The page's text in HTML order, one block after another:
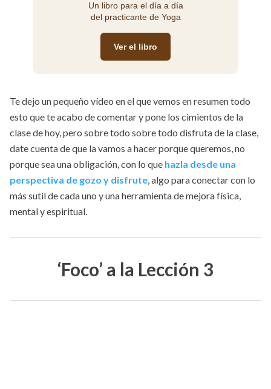
Un libro para el día a día
del practicante de Yoga
Ver el libro
Te dejo un pequeño vídeo en el que vemos en resumen todo
esto que te acabo de comentar y pone los cimientos de la
clase de hoy, pero sobre todo sobre todo disfruta de la clase,
date cuenta de que la vamos a hacer porque queremos, no
porque sea una obligación, con lo que hazla desde una
perspectiva de gozo y disfrute, algo para conectar con lo
más sutil de cada uno y una herramienta de mejora física,
mental y espiritual.
‘Foco’ a la Lección 3